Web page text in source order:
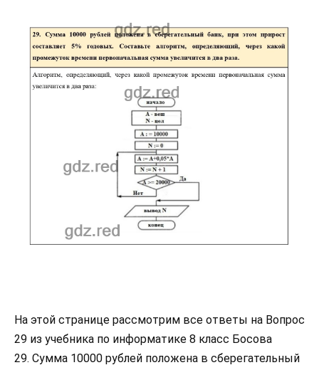
На этой странице рассмотрим все ответы на Вопрос
29 из учебника по информатике 8 класс Босова
29. Сумма 10000 рублей положена в сберегательный